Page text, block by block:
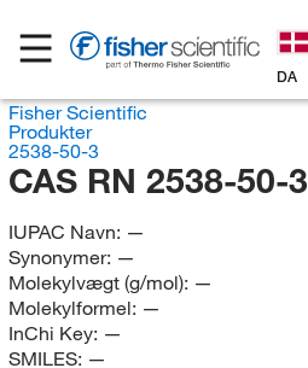
DA
Fisher Scientific
Produkter
2538-50-3
CAS RN 2538-50-3
IUPAC Navn: —
Synonymer: —
Molekylvægt (g/mol): —
Molekylformel: —
InChi Key: —
SMILES: —